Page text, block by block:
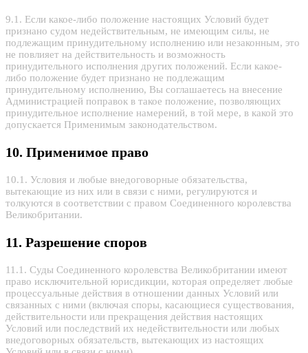
9.1. Если какое-либо положение настоящих Условий будет
признано судом недействительным, не имеющим силы, не
подлежащим принудительному исполнению или незаконным, это
не повлияет на действительность и возможность
принудительного исполнения других положений. Если какое-
либо положение будет признано не подлежащим
принудительному исполнению, Вы соглашаетесь на внесение
Администрацией поправок в такое положение, позволяющих
принудительное исполнение намерений, в той мере, в какой это
допускается Применимым законодательством.
10. Применимое право
10.1. Условия и любые внедоговорные обязательства,
вытекающие из них или в связи с ними, регулируются и
толкуются в соответствии с правом Соединенного королевства
Великобритании.
11. Разрешение споров
11.1. Суды Соединенного королевства Великобритании имеют
право исключительной юрисдикции, которая определяет любые
процессуальные действия в отношении данных Условий или
связанных с ними (включая споры, касающиеся существования,
действительности или прекращения действия настоящих
Условий или последствий их недействительности или любых
внедоговорных обязательств, вытекающих из настоящих